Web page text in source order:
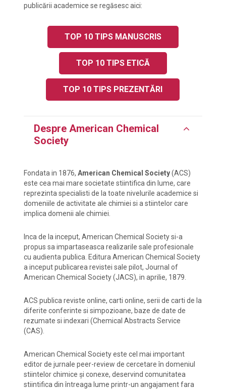
publicării academice se regăsesc aici:
TOP 10 TIPS MANUSCRIS
TOP 10 TIPS ETICĂ
TOP 10 TIPS PREZENTĂRI
Despre American Chemical
Society
Fondata in 1876, American Chemical Society(ACS)
este cea mai mare societate stiintifica din lume, care
reprezinta specialisti de la toate nivelurile academice si
domeniile de activitate ale chimiei si a stiintelor care
implica domenii ale chimiei.
Inca de la inceput, American Chemical Society si-a
propus sa impartaseasca realizarile sale profesionale
cu audienta publica. Editura American Chemical Society
a inceput publicarea revistei sale pilot, Journal of
American Chemical Society (JACS), in aprilie, 1879.
ACS publica reviste online, carti online, serii de carti de la
diferite conferinte si simpozioane, baze de date de
rezumate si indexari (Chemical Abstracts Service
(CAS).
American Chemical Society este cel mai important
editor de jurnale peer-review de cercetare în domeniul
stiintelor chimice şi conexe, deservind comunitatea
stiintifica din întreaga lume printr-un angajament fara